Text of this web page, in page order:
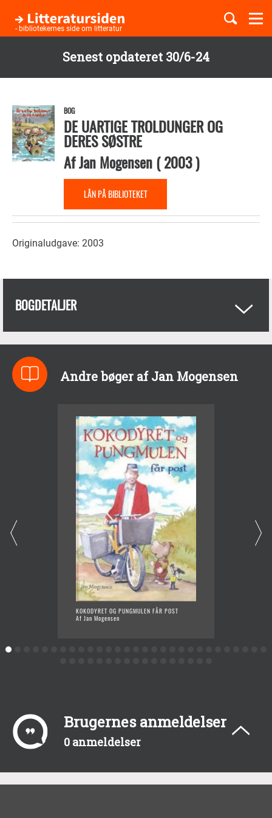
Senest opdateret 30/6-24
hovedindhold
- bibliotekernes side om litteratur
Børnebøger
Temaer
BOG
DE UARTIGE TROLDUNGER OG
DERES SØSTRE
AfJan Mogensen(2003)
LÅN PÅ BIBLIOTEKET
Originaludgave: 2003
BOGDETALJER
Andre bøger af Jan Mogensen
KOKODYRET OG PUNGMULEN FÅR POST
Af Jan Mogensen
Brugernes anmeldelser
0 anmeldelser